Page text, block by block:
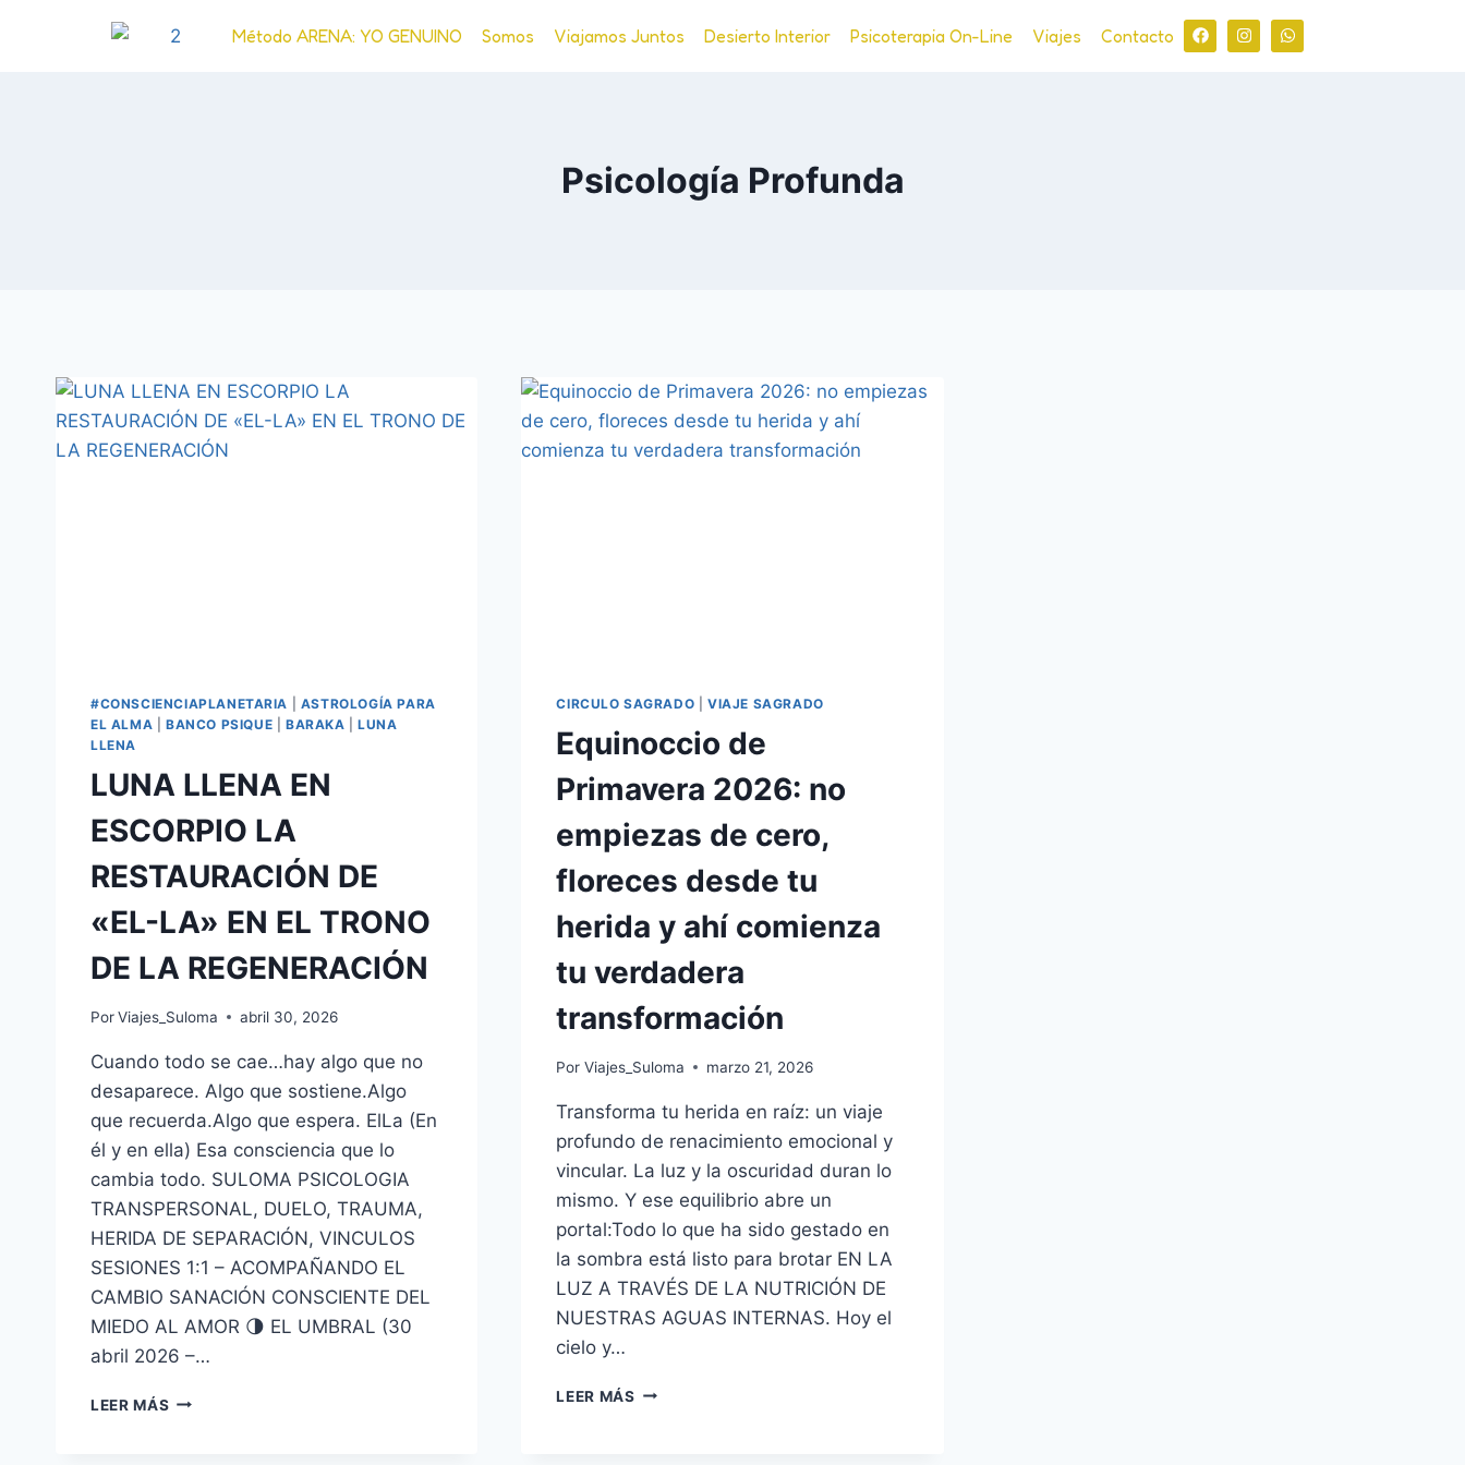
Método ARENA: YO GENUINO Somos Viajamos Juntos Desierto Interior Psicoterapia On-Line Viajes Contacto
Psicología Profunda
#CONSCIENCIAPLANETARIA
ASTROLOGÍA PARA
EL ALMA
BANCO PSIQUE BARAKA |LUNA
LLENA
LUNA LLENA EN
ESCORPIO LA
RESTAURACIÓN DE
«EL-LA» EN EL TRONO
DE LA REGENERACIÓN
PorViajes_Suloma abril 30, 2026
Cuando todo se cae…hay algo que no
desaparece. Algo que sostiene.Algo
que recuerda.Algo que espera. ElLa (En
él y en ella) Esa consciencia que lo
cambia todo. SULOMA PSICOLOGIA
TRANSPERSONAL, DUELO, TRAUMA,
HERIDA DE SEPARACIÓN, VINCULOS
SESIONES 1:1 – ACOMPAÑANDO EL
CAMBIO SANACIÓN CONSCIENTE DEL
MIEDO AL AMOR 🌗 EL UMBRAL (30
abril 2026 –…
LEER MÁS
CIRCULO SAGRADO |VIAJE SAGRADO
Equinoccio de
Primavera 2026: no
empiezas de cero,
floreces desde tu
herida y ahí comienza
tu verdadera
transformación
Por Viajes_Suloma marzo 21, 2026
Transforma tu herida en raíz: un viaje
profundo de renacimiento emocional y
vincular. La luz y la oscuridad duran lo
mismo. Y ese equilibrio abre un
portal:Todo lo que ha sido gestado en
la sombra está listo para brotar EN LA
LUZ A TRAVÉS DE LA NUTRICIÓN DE
NUESTRAS AGUAS INTERNAS. Hoy el
cielo y…
LEER MÁS